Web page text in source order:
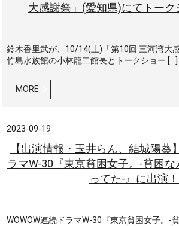
大感謝祭」(愛知県)にてトーク
鈴木香里武が、10/14(土)「第10回 三河湾大
竹島水族館の小林龍二館長とトークショー […]
MORE
2023-09-19
【出演情報・玉井らん、結城陽葵
ラマW-30『東京貧困女子。-貧困
ってた-』に出演！
WOWOW連続ドラマW-30『東京貧困女子。-